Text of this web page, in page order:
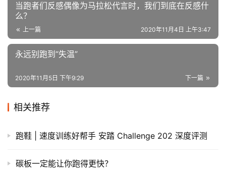
当跑者们反感偶像为马拉松代言时，我们到底在反感什
么？
上一篇 2020年11月4日 上午3:47
永远别跑到“失温”
下一篇
2020年11月5日 下午9:29
相关推荐
跑鞋 | 速度训练好帮手 安踏 Challenge 202 深度评测
碳板一定能让你跑得更快？